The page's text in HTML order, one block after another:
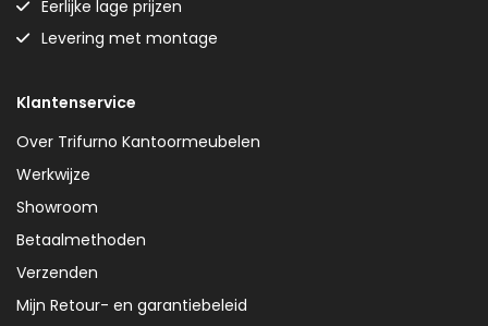
Eerlijke lage prijzen
Levering met montage
Klantenservice
Over Trifurno Kantoormeubelen
Werkwijze
Showroom
Betaalmethoden
Verzenden
Mijn Retour- en garantiebeleid